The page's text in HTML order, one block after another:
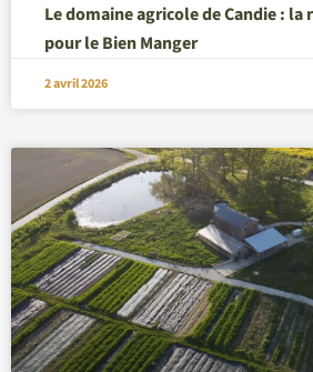
Le domaine agricole de Candie :
pour le Bien Manger
2 avril 2026